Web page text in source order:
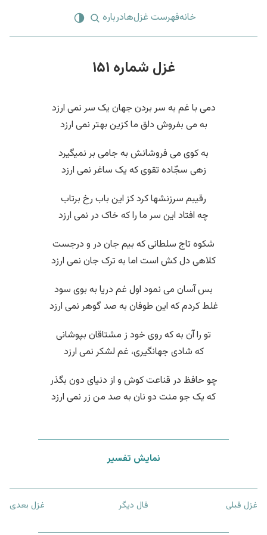
خانهفهرست غزل‌هادرباره
غزل شماره ۱۵۱
دمی با غم به سر بردن جهان یک سر نمی ارزد
به می بفروش دلق ما کزین بهتر نمی ارزد
به کوی می فروشانش به جامی بر نمیگیرد
زهی سجّاده تقوی که یک ساغر نمی ارزد
رقیبم سرزنشها کرد کز این باب رخ برتاب
چه افتاد این سر ما را که خاک در نمی ارزد
شکوه تاج سلطانی که بیم جان در و درجست
کلاهی دل کش است اما به ترک جان نمی ارزد
بس آسان می نمود اول غم دریا به بوی سود
غلط کردم که این طوفان به صد گوهر نمی ارزد
تو را آن به که روی خود ز مشتاقان بپوشانی
که شادی جهانگیری، غم لشکر نمی ارزد
چو حافظ در قناعت کوش و از دنیای دون بگذر
که یک جو منت دو نان به صد من زر نمی ارزد
نمایش تفسیر
غزل قبلی فال دیگر غزل بعدی